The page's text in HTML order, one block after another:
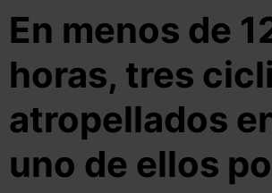
En menos de
horas, tres
atropellados
uno de ellos